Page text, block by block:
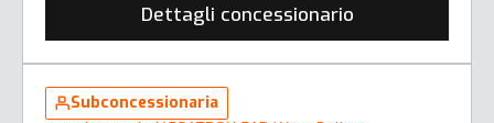
Dettagli concessionario
Subconcessionaria